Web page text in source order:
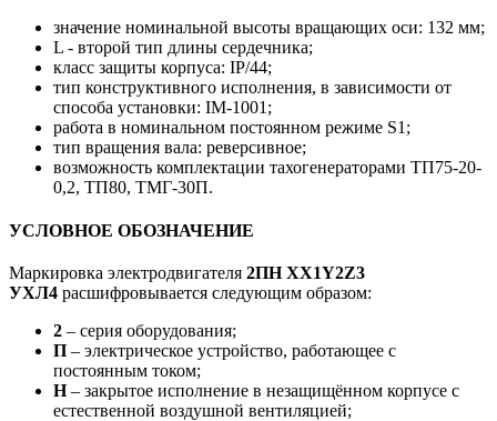
значение номинальной высоты вращающих оси: 132 мм;
L - второй тип длины сердечника;
класс защиты корпуса: IP/44;
тип конструктивного исполнения, в зависимости от
способа установки: IM-1001;
работа в номинальном постоянном режиме S1;
тип вращения вала: реверсивное;
возможность комплектации тахогенераторами ТП75-20-
0,2, ТП80, ТМГ-30П.
УСЛОВНОЕ ОБОЗНАЧЕНИЕ
Маркировка электродвигателя 2ПН ХХ1Y2Z3
УХЛ4 расшифровывается следующим образом:
2 – серия оборудования;
П – электрическое устройство, работающее с
постоянным током;
Н– закрытое исполнение в незащищённом корпусе с
естественной воздушной вентиляцией;